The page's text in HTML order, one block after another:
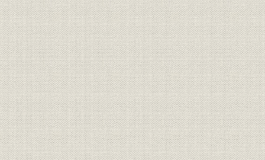
経営 同苗一致決心誓盟書 明治一九
規則 三井家定則 明治一九年
経営;規則 井上伯へ呈上同族并重役誓約書 明治二三
経営;規則
三井銀行総長・副長ト相談役ト
ノ規約
明治二十
財務・業績 三井銀行 貸借総括表 明治二三
財務・業績 [三井銀行] 全店合併整理予算 明治二十